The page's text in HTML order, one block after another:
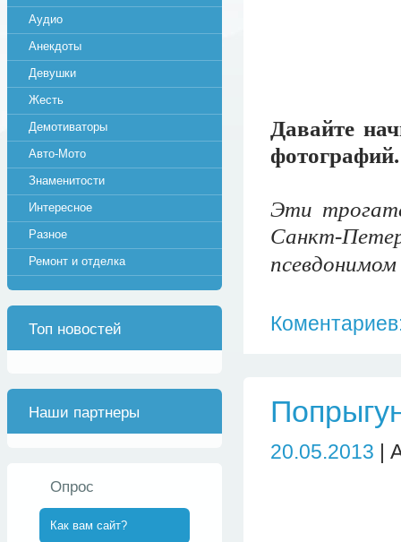
Давайте
фотографий.
Эти
Санкт-
20.05.2013 |
Аудио
Анекдоты
Девушки
Жесть
Демотиваторы
Авто-Мото
Знаменитости
Интересное
Разное
Ремонт и отделка
Топ новостей
Наши партнеры
Опрос
Как вам сайт?